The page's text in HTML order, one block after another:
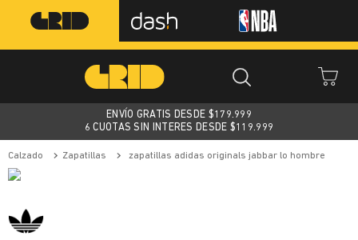
ENVÍO GRATIS DESDE $179.999
6 CUOTAS SIN INTERES DESDE $119.999
calzado zapatillas zapatillas adidas originals jabbar lo hombre